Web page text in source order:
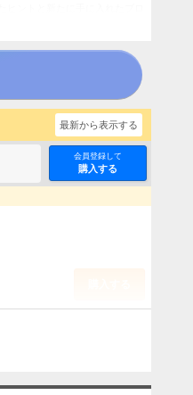
の告知等は過去のものとなり
指します～ 連載版
会員登録して
購入する
最新から表示する
購入する